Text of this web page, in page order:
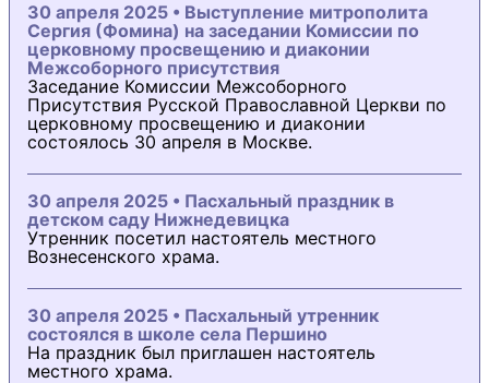
30 апреля 2025 • Выступление митрополита
Сергия (Фомина) на заседании Комиссии по
церковному просвещению и диаконии
Межсоборного присутствия
Заседание Комиссии Межсоборного
Присутствия Русской Православной Церкви по
церковному просвещению и диаконии
состоялось 30 апреля в Москве.
30 апреля 2025 • Пасхальный праздник в
детском саду Нижнедевицка
Утренник посетил настоятель местного
Вознесенского храма.
30 апреля 2025 • Пасхальный утренник
состоялся в школе села Першино
На праздник был приглашен настоятель
местного храма.